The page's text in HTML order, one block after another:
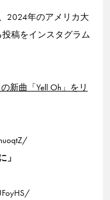
2024年のアメリカ大
稿をインスタグラム
の新曲「Yell Oh」をリ
」